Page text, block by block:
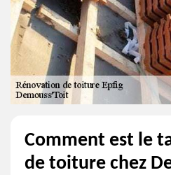
Comment est le
de toiture chez